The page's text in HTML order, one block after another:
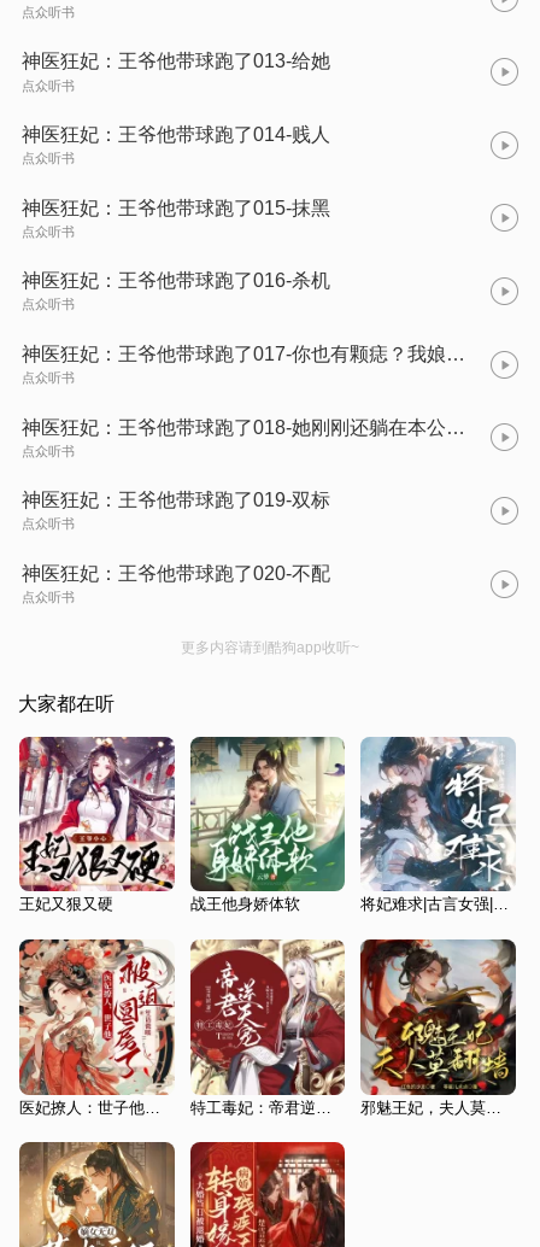
点众听书
神医狂妃：王爷他带球跑了013-给她
点众听书
神医狂妃：王爷他带球跑了014-贱人
点众听书
神医狂妃：王爷他带球跑了015-抹黑
点众听书
神医狂妃：王爷他带球跑了016-杀机
点众听书
神医狂妃：王爷他带球跑了017-你也有颗痣？我娘也有。
点众听书
神医狂妃：王爷他带球跑了018-她刚刚还躺在本公子床上睡觉
点众听书
神医狂妃：王爷他带球跑了019-双标
点众听书
神医狂妃：王爷他带球跑了020-不配
点众听书
更多内容请到酷狗app收听~
大家都在听
王妃又狠又硬 战王他身娇体软 将妃难求|古言女强|双强权谋|宅斗
邪魅王妃，夫人莫翻墙